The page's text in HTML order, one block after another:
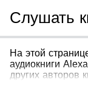
Слушать
На этой
аудиокниги
других авторов